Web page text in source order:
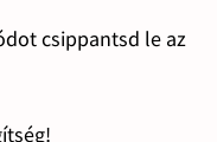
csippantsd le az